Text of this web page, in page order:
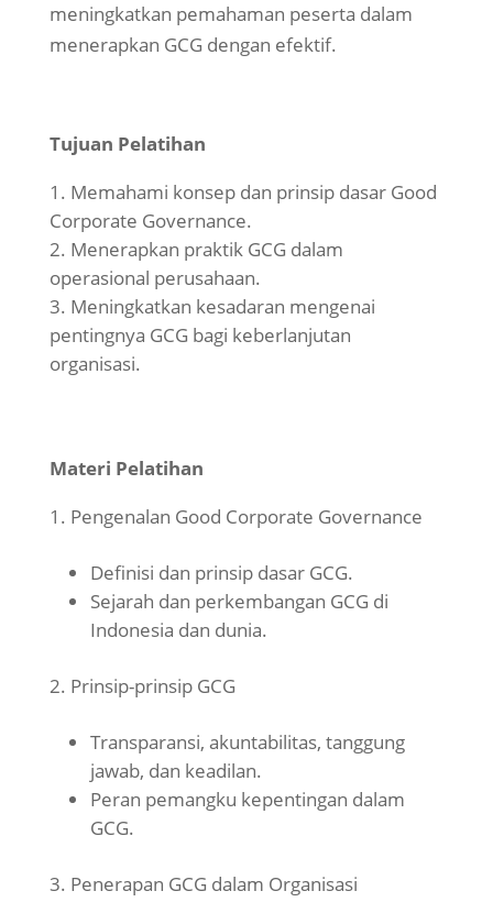
meningkatkan pemahaman peserta dalam
menerapkan GCG dengan efektif.
Tujuan Pelatihan
Memahami konsep dan prinsip dasar Good
Corporate Governance.
Menerapkan praktik GCG dalam
operasional perusahaan.
Meningkatkan kesadaran mengenai
pentingnya GCG bagi keberlanjutan
organisasi.
Materi Pelatihan
Pengenalan Good Corporate Governance
Definisi dan prinsip dasar GCG.
Sejarah dan perkembangan GCG di
Indonesia dan dunia.
Prinsip-prinsip GCG
Transparansi, akuntabilitas, tanggung
jawab, dan keadilan.
Peran pemangku kepentingan dalam
GCG.
Penerapan GCG dalam Organisasi